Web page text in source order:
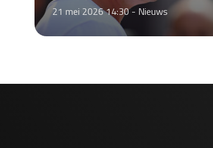
21 mei 2026 14:30 - Nieuws